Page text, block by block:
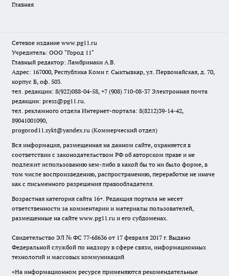
Главная
Сетевое издание www.pg11.ru
Учредитель: ООО "Город 11"
Главный редактор: Ламбринаки А.В.
Адрес: 167000, Республика Коми г. Сыктывкар, ул. Первомайская, д. 70,
корпус Б, оф. 503.
тел. редакции: 8(922)088-04-58, +7 (908) 710-08-37 Электронная почта
редакции: press@pg11.ru.
тел. рекламного отдела Интернет-портала: 8(8212)39-14-42,
89041001090,
progorod11.sykt@yandex.ru (Коммерческий отдел)
Вся информация, размещенная на данном сайте, охраняется в
соответствии с законодательством РФ об авторском праве и не
подлежит использованию кем-либо в какой бы то ни было форме, в
том числе воспроизведению, распространению, переработке не иначе
как с письменного разрешения правообладателя.
Возрастная категория сайта 16+. Редакция портала не несет
ответственности за комментарии и материалы пользователей,
размещенные на сайте www.pg11.ru и его субдоменах.
Свидетельство ЭЛ № ФС 77-68636 от 17 февраля 2017 г. Выдано
Федеральной службой по надзору в сфере связи, информационных
технологий и массовых коммуникаций
«На информационном ресурсе применяются рекомендательные